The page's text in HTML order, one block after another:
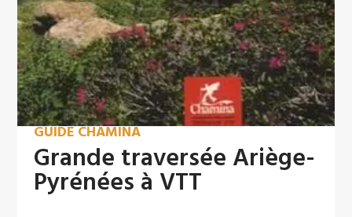
GUIDE CHAMINA
Grande traversée Ariège-
Pyrénées à VTT